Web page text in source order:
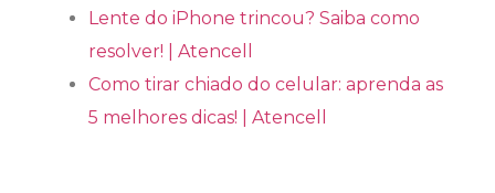
Lente do iPhone trincou? Saiba como
resolver! | Atencell
Como tirar chiado do celular: aprenda as
5 melhores dicas! | Atencell